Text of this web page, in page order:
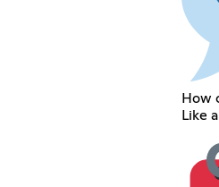
How
Like